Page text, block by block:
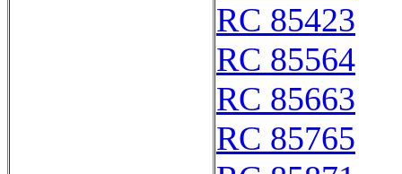
RC 85423
RC 85564
RC 85663
RC 85765